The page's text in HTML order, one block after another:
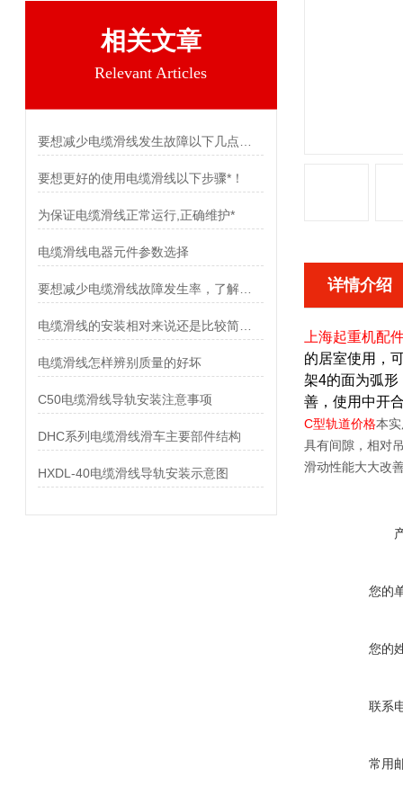
相关文章
Relevant Articles
要想更好的使用电缆滑线以下步骤*！
为保证电缆滑线正常运行,正确维护*
电缆滑线电器元件参数选择
电缆滑线怎样辨别质量的好坏
C50电缆滑线导轨安装注意事项
DHC系列电缆滑线滑车主要部件结构
HXDL-40电缆滑线导轨安装示意图
详情介绍
上海起重机配
的居室使用，
架4的面为弧形
善，使用中开
C型轨道价格本
具有间隙，相对
滑动性能大大改
您的
您的
联系
常用